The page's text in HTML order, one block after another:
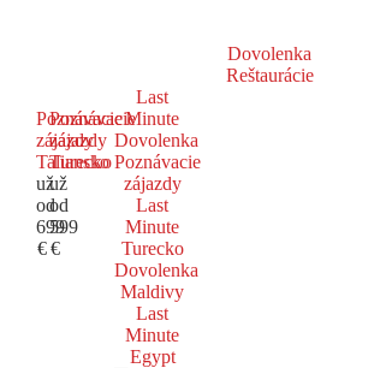
Dovolenka
Reštaurácie
Poznávacie
zájazdy
Taliansko
už
od
699
€
Poznávacie
zájazdy
Turecko
už
od
599
€
Last
Minute
Dovolenka
Poznávacie
zájazdy
Last
Minute
Turecko
Dovolenka
Maldivy
Last
Minute
Egypt